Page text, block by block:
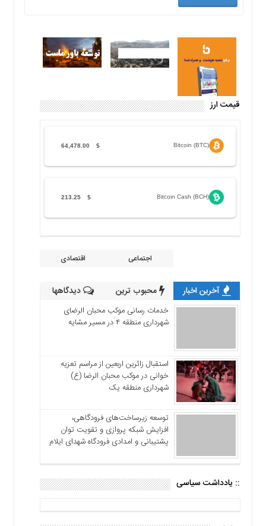
قیمت ارز
Bitcoin (BTC)
$
64,478.00
Bitcoin Cash (BCH)
$
213.25
اجتماعی اقتصادی
آخرین اخبار محبوب ترین دیدگاهها
خدمات رسانی موکب محبان الرضای
شهرداری منطقه ۴ در مسیر مشایه
استقبال زائرین اربعین از مراسم تعزیه
خوانی در موکب محبان الرضا (ع)
شهرداری منطقه یک
توسعه زیرساخت‌های فرودگاهی،
افزایش شبکه پروازی و تقویت توان
پشتیبانی و امدادی فرودگاه شهدای ایلام
:: یادداشت سیاسی